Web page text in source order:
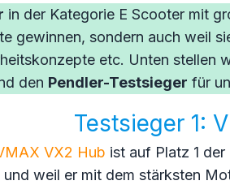
in der Kategorie E Scooter mit
gewinnen, sondern auch weil
etc. Unten stellen
den Pendler-Testsieger für
Testsieger 1:
X VX2 Hub ist auf Platz 1
und weil er mit dem stärksten